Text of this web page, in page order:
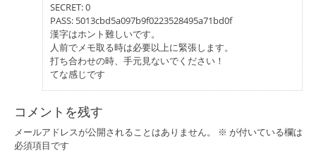
SECRET: 0
PASS: 5013cbd5a097b9f0223528495a71bd0f
漢字はホント難しいです。
人前でメモ取る時は必要以上に緊張します。
打ち合わせの時、手元見ないでください！
てな感じです
コメントを残す
メールアドレスが公開されることはありません。 ※ が付いている欄は
必須項目です